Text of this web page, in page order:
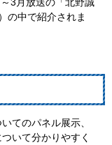
の中で紹介されま
てのパネル展示、
いて分かりやすく